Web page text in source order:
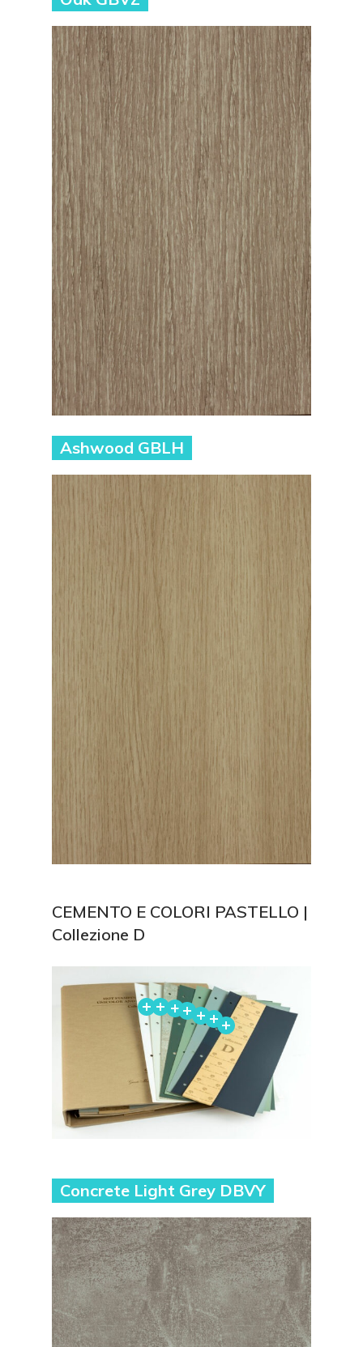
Ashwood GBLH
CEMENTO E COLORI PASTELLO |
Collezione D
Concrete Light Grey DBVY